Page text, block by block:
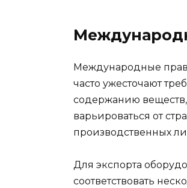
Международные
часто ужесточают
содержанию
варьироваться от
производственных
Для экспорта
соответствовать